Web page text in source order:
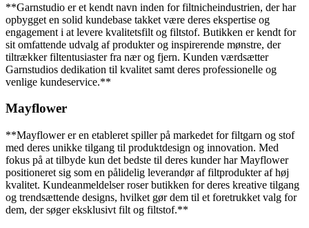
**Garnstudio er et kendt navn inden for filtnicheindustrien, der har
opbygget en solid kundebase takket være deres ekspertise og
engagement i at levere kvalitetsfilt og filtstof. Butikken er kendt for
sit omfattende udvalg af produkter og inspirerende mønstre, der
tiltrækker filtentusiaster fra nær og fjern. Kunden værdsætter
Garnstudios dedikation til kvalitet samt deres professionelle og
venlige kundeservice.**
Mayflower
**Mayflower er en etableret spiller på markedet for filtgarn og stof
med deres unikke tilgang til produktdesign og innovation. Med
fokus på at tilbyde kun det bedste til deres kunder har Mayflower
positioneret sig som en pålidelig leverandør af filtprodukter af høj
kvalitet. Kundeanmeldelser roser butikken for deres kreative tilgang
og trendsættende designs, hvilket gør dem til et foretrukket valg for
dem, der søger eksklusivt filt og filtstof.**